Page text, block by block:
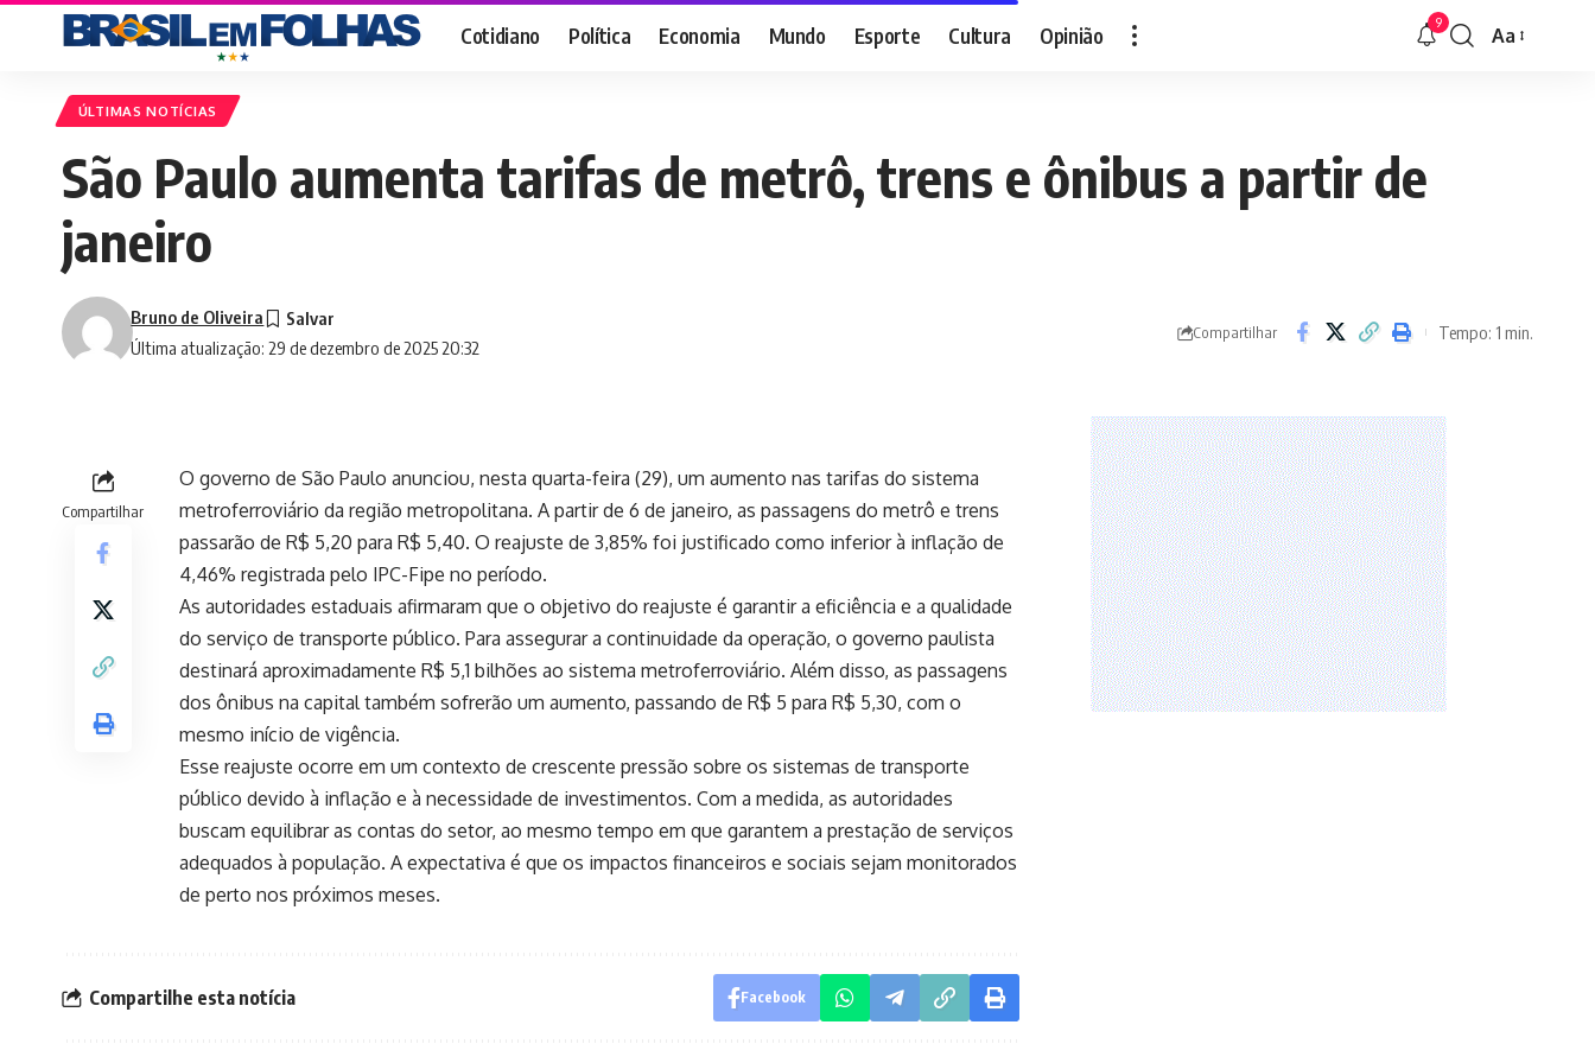
Cotidiano Política Economia Mundo Esporte Cultura Opinião 9
Font
Aa
ÚLTIMAS NOTÍCIAS
São Paulo aumenta tarifas de metrô, trens e ônibus a partir de
janeiro
Última atualização: 29 de dezembro de 2025 20:32
Bruno de Oliveira
Compartilhar Tempo: 1 min.
Compartilhar
O governo de São Paulo anunciou, nesta quarta-feira (29), um aumento nas tarifas do sistema
metroferroviário da região metropolitana. A partir de 6 de janeiro, as passagens do metrô e trens
passarão de R$ 5,20 para R$ 5,40. O reajuste de 3,85% foi justificado como inferior à inflação de
4,46% registrada pelo IPC-Fipe no período.
As autoridades estaduais afirmaram que o objetivo do reajuste é garantir a eficiência e a qualidade
do serviço de transporte público. Para assegurar a continuidade da operação, o governo paulista
destinará aproximadamente R$ 5,1 bilhões ao sistema metroferroviário. Além disso, as passagens
dos ônibus na capital também sofrerão um aumento, passando de R$ 5 para R$ 5,30, com o
mesmo início de vigência.
Esse reajuste ocorre em um contexto de crescente pressão sobre os sistemas de transporte
público devido à inflação e à necessidade de investimentos. Com a medida, as autoridades
buscam equilibrar as contas do setor, ao mesmo tempo em que garantem a prestação de serviços
adequados à população. A expectativa é que os impactos financeiros e sociais sejam monitorados
de perto nos próximos meses.
Compartilhe esta notícia Facebook